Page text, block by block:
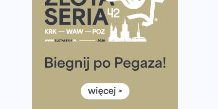
Tętno vs tempo – czym kierować się w bieganiu?
Co ma dużo białka? Produkty, które warto włączyć do
Rozbiegany Olsztyn szykuje się na weekend z
Już w tę sobotę 35. Bieg Powstania Warszawskiego.